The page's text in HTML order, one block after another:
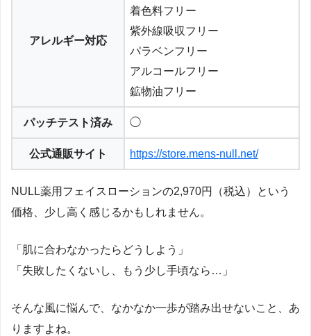
アレルギー対応
着色料フリー
紫外線吸収フリー
パラベンフリー
アルコールフリー
鉱物油フリー
パッチテスト済み ◯
公式通販サイト https://store.mens-null.net/
NULL薬用フェイスローションの2,970円（税込）という
価格、少し高く感じるかもしれません。
「肌に合わなかったらどうしよう」
「失敗したくないし、もう少し手頃なら…」
そんな風に悩んで、なかなか一歩が踏み出せないこと、あ
りますよね。